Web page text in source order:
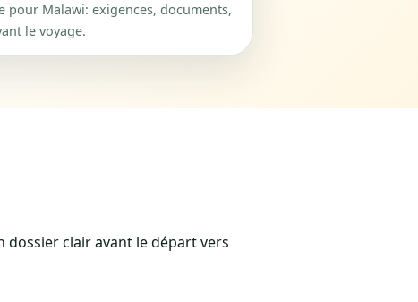
pour Malawi: exigences, documents,
le voyage.
dossier clair avant le départ vers